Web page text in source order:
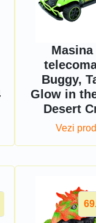
Masina
Buggy,
Glow in
Desert
Vezi